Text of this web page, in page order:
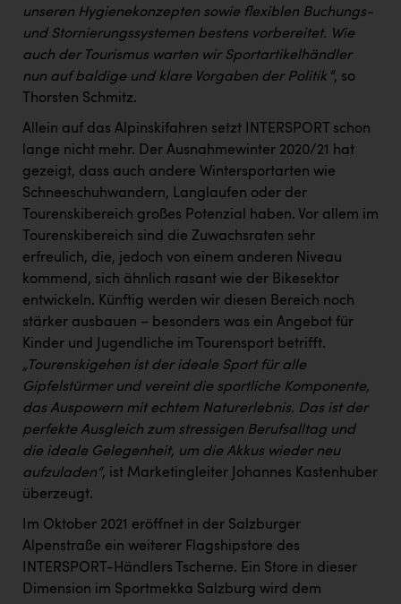
unseren Hygienekonzepten sowie flexiblen Buchungs-
und Stornierungssystemen bestens vorbereitet. Wie
auch der Tourismus warten wir Sportartikelhändler
nun auf baldige und klare Vorgaben der Politik “, so
Thorsten Schmitz.
Allein auf das Alpinskifahren setzt INTERSPORT schon
lange nicht mehr. Der Ausnahmewinter 2020/21 hat
gezeigt, dass auch andere Wintersportarten wie
Schneeschuhwandern, Langlaufen oder der
Tourenskibereich großes Potenzial haben. Vor allem im
Tourenskibereich sind die Zuwachsraten sehr
erfreulich, die, jedoch von einem anderen Niveau
kommend, sich ähnlich rasant wie der Bikesektor
entwickeln. Künftig werden wir diesen Bereich noch
stärker ausbauen – besonders was ein Angebot für
Kinder und Jugendliche im Tourensport betrifft.
„Tourenskigehen ist der ideale Sport für alle
Gipfelstürmer und vereint die sportliche Komponente,
das Auspowern mit echtem Naturerlebnis. Das ist der
perfekte Ausgleich zum stressigen Berufsalltag und
die ideale Gelegenheit, um die Akkus wieder neu
aufzuladen“, ist Marketingleiter Johannes Kastenhuber
überzeugt.
Im Oktober 2021 eröffnet in der Salzburger
Alpenstraße ein weiterer Flagshipstore des
INTERSPORT-Händlers Tscherne. Ein Store in dieser
Dimension im Sportmekka Salzburg wird dem